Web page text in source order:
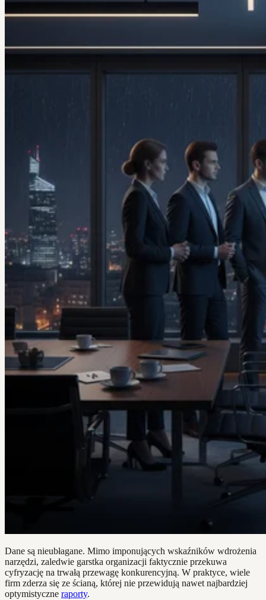
Dane są nieubłagane. Mimo imponujących wskaźników wdrożenia
narzędzi, zaledwie garstka organizacji faktycznie przekuwa
cyfryzację na trwałą przewagę konkurencyjną. W praktyce, wiele
firm zderza się ze ścianą, której nie przewidują nawet najbardziej
optymistyczne raporty.